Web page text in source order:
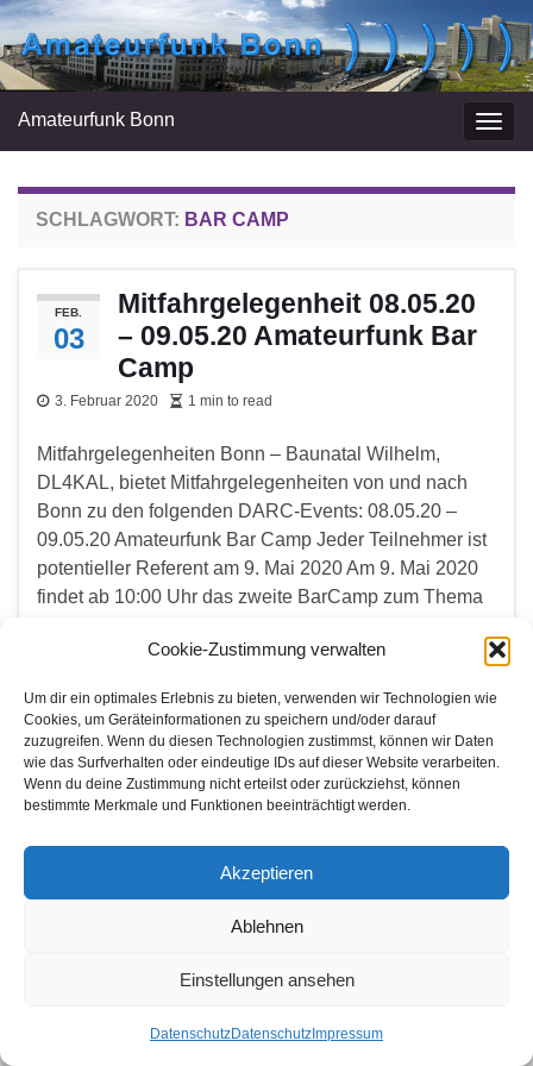
Cookie-Zustimmung verwalten
Um dir ein optimales Erlebnis zu bieten, verwenden wir Technologien wie
Cookies, um Geräteinformationen zu speichern und/oder darauf
zuzugreifen. Wenn du diesen Technologien zustimmst, können wir Daten
wie das Surfverhalten oder eindeutige IDs auf dieser Website verarbeiten.
Wenn du deine Zustimmung nicht erteilst oder zurückziehst, können
bestimmte Merkmale und Funktionen beeinträchtigt werden.
Akzeptieren
Ablehnen
Einstellungen ansehen
DatenschutzDatenschutz Impressum
Amateurfunk Bonn
SCHLAGWORT: BAR CAMP
FEB.
03
Mitfahrgelegenheit 08.05.20
– 09.05.20 Amateurfunk Bar
Camp
3. Februar 2020 1 min to read
Mitfahrgelegenheiten Bonn – Baunatal Wilhelm,
DL4KAL, bietet Mitfahrgelegenheiten von und nach
Bonn zu den folgenden DARC-Events: 08.05.20 –
09.05.20 Amateurfunk Bar Camp Jeder Teilnehmer ist
potentieller Referent am 9. Mai 2020 Am 9. Mai 2020
findet ab 10:00 Uhr das zweite BarCamp zum Thema
Radio-Club e.V. öffnet für alle …
Weiterlesen